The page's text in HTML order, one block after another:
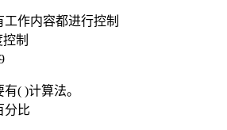
作内容都进行控制
制
( )计算法。
分比